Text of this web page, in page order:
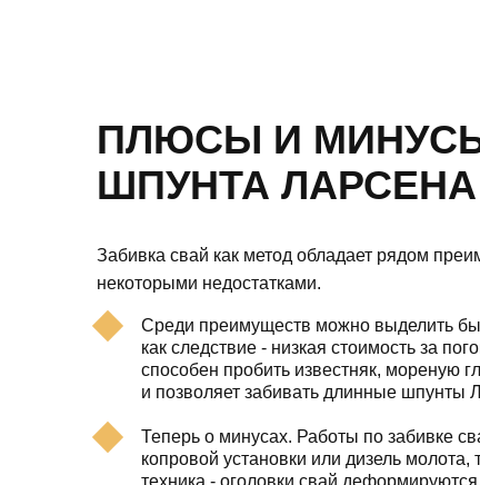
ПЛЮСЫ И
ШПУНТА ЛАРСЕНА
Забивка свай как метод обладает рядом
некоторыми недостатками.
Среди преимуществ можно выделить
как следствие - низкая стоимость за
способен пробить известняк, мореную
и позволяет забивать длинные шпунты
Теперь о минусах. Работы по забивке
копровой установки или дизель молота,
техника - оголовки свай деформируются.